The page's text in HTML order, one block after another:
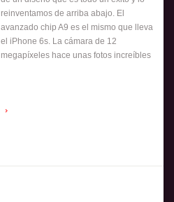
reinventamos de arriba abajo. El
avanzado chip A9 es el mismo que lleva
el iPhone 6s. La cámara de 12
megapíxeles hace unas fotos increíbles